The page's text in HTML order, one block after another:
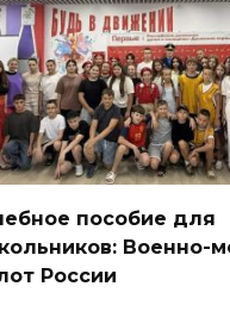
пособие для
Военно-
России